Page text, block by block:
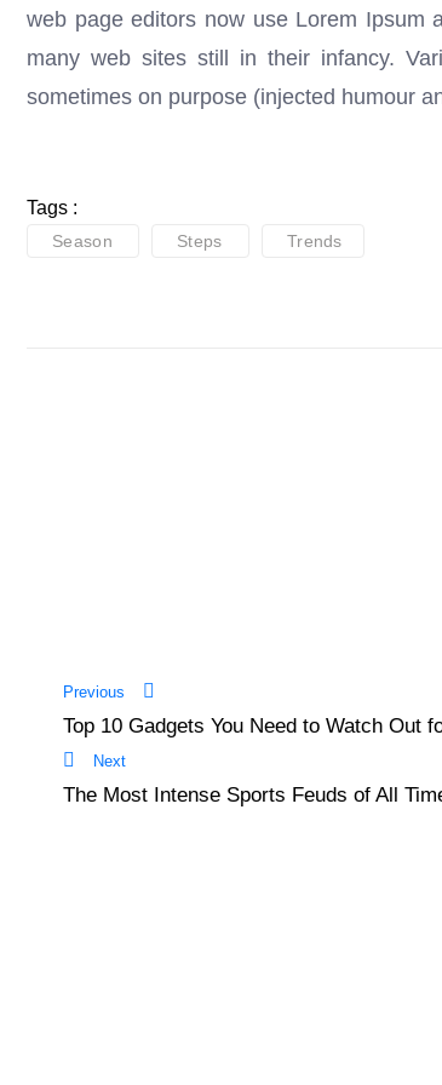
web page editors now use Lorem Ipsum
many web sites still in their infancy.
sometimes on purpose (injected humour
Tags :
Season Steps Trends
Previous
Top 10 Gadgets You Need to Watch Out
Next
The Most Intense Sports Feuds of All